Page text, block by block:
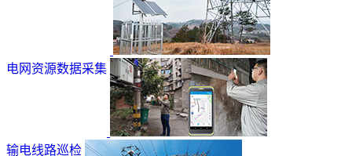
电网资源数据采集
输电线路巡检